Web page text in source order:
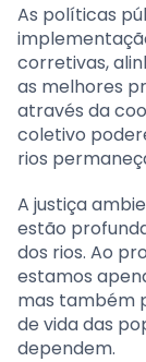
As políticas
corretivas,
as melhores
através da
coletivo
rios
A justiça
estão
dos rios. Ao
estamos
mas também
de vida das
dependem.